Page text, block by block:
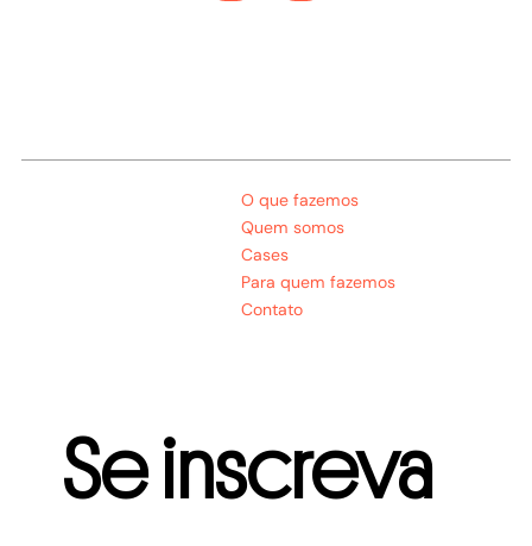
O que fazemos
Quem somos
Cases
Para quem fazemos
Contato
Se inscreva